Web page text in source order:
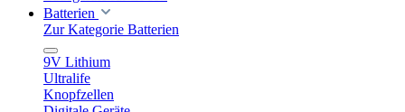
Batterien
Zur Kategorie Batterien
9V Lithium
Ultralife
Knopfzellen